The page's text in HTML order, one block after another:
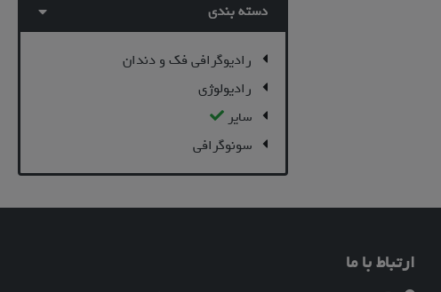
دسته بندی
رادیوگرافی فک و دندان
رادیولوژی
سایر
سونوگرافی
ارتباط با ما